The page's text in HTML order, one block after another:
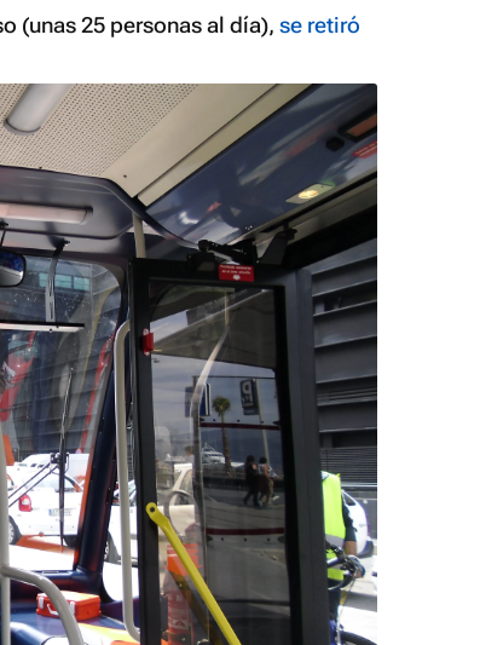
(unas 25 personas al día), se retiró